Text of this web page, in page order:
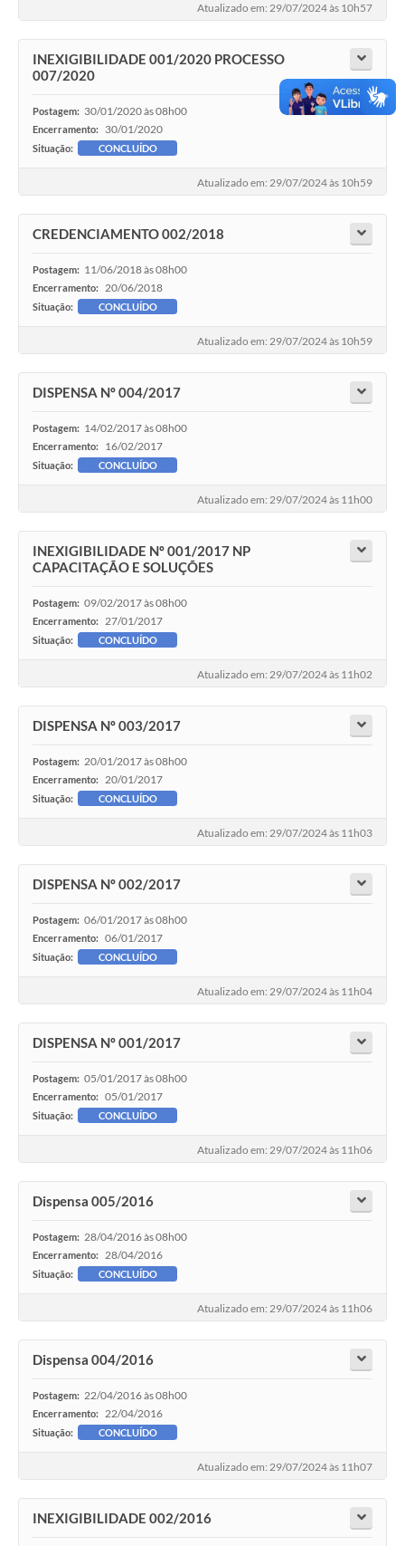
Atualizado em: 29/07/2024 às 10h57
INEXIGIBILIDADE 001/2020 PROCESSO
007/2020
Postagem: 30/01/2020 às 08h00
Encerramento: 30/01/2020
Situação: CONCLUÍDO
Atualizado em: 29/07/2024 às 10h59
CREDENCIAMENTO 002/2018
Postagem: 11/06/2018 às 08h00
Encerramento: 20/06/2018
Situação: CONCLUÍDO
Atualizado em: 29/07/2024 às 10h59
DISPENSA Nº 004/2017
Postagem: 14/02/2017 às 08h00
Encerramento: 16/02/2017
Situação: CONCLUÍDO
Atualizado em: 29/07/2024 às 11h00
INEXIGIBILIDADE Nº 001/2017 NP
CAPACITAÇÃO E SOLUÇÕES
Postagem: 09/02/2017 às 08h00
Encerramento: 27/01/2017
Situação: CONCLUÍDO
Atualizado em: 29/07/2024 às 11h02
DISPENSA Nº 003/2017
Postagem: 20/01/2017 às 08h00
Encerramento: 20/01/2017
Situação: CONCLUÍDO
Atualizado em: 29/07/2024 às 11h03
DISPENSA Nº 002/2017
Postagem: 06/01/2017 às 08h00
Encerramento: 06/01/2017
Situação: CONCLUÍDO
Atualizado em: 29/07/2024 às 11h04
DISPENSA Nº 001/2017
Postagem: 05/01/2017 às 08h00
Encerramento: 05/01/2017
Situação: CONCLUÍDO
Atualizado em: 29/07/2024 às 11h06
Dispensa 005/2016
Postagem: 28/04/2016 às 08h00
Encerramento: 28/04/2016
Situação: CONCLUÍDO
Atualizado em: 29/07/2024 às 11h06
Dispensa 004/2016
Postagem: 22/04/2016 às 08h00
Encerramento: 22/04/2016
Situação: CONCLUÍDO
Atualizado em: 29/07/2024 às 11h07
INEXIGIBILIDADE 002/2016